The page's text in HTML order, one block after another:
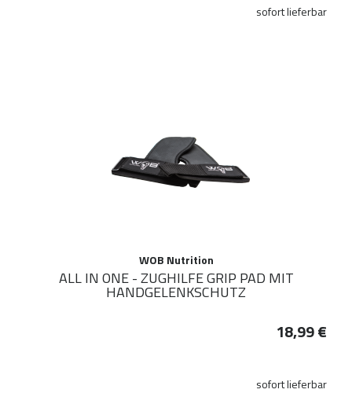
sofort lieferbar
WOB Nutrition
ALL IN ONE - ZUGHILFE GRIP PAD MIT
HANDGELENKSCHUTZ
18,99 €
sofort lieferbar